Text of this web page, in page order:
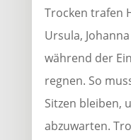
Trocken trafen
Ursula,
während der
regnen. So
Sitzen bleiben,
abzuwarten.